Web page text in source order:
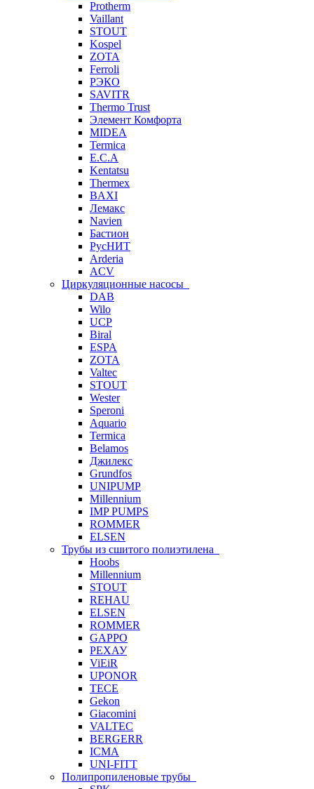
Protherm
Vaillant
STOUT
Kospel
ZOTA
Ferroli
РЭКО
SAVITR
Thermo Trust
Элемент Комфорта
MIDEA
Termica
E.C.A
Kentatsu
Thermex
BAXI
Лемакс
Navien
Бастион
РусНИТ
Arderia
ACV
Циркуляционные насосы
DAB
Wilo
UCP
Biral
ESPA
ZOTA
Valtec
STOUT
Wester
Speroni
Aquario
Termica
Belamos
Джилекс
Grundfos
UNIPUMP
Millennium
IMP PUMPS
ROMMER
ELSEN
Трубы из сшитого полиэтилена
Hoobs
Millennium
STOUT
REHAU
ELSEN
ROMMER
GAPPO
РЕХАУ
ViEiR
UPONOR
TECE
Gekon
Giacomini
VALTEC
BERGERR
ICMA
UNI-FITT
Полипропиленовые трубы